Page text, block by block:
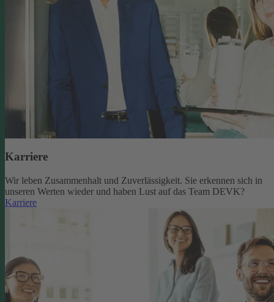
Karriere
Wir leben Zusammenhalt und Zuverlässigkeit. Sie erkennen sich in
unseren Werten wieder und haben Lust auf das Team DEVK?
Karriere